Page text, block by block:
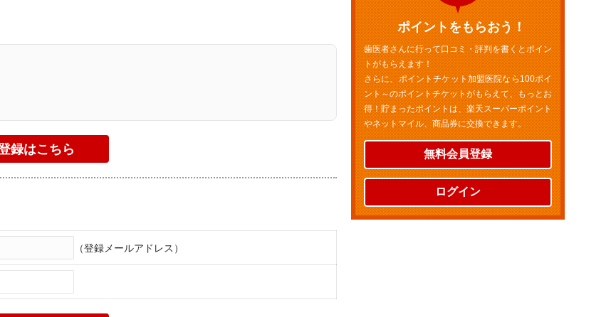
（登録メールアドレス）
ポイントをもらおう！
歯医者さんに行って口コミ・評判を書くとポイン
トがもらえます！
さらに、ポイントチケット加盟医院なら100ポイ
ント～のポイントチケットがもらえて、もっとお
得！貯まったポイントは、楽天スーパーポイント
やネットマイル、商品券に交換できます。
無料会員登録
ログイン